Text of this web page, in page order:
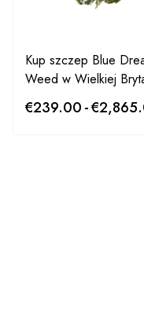
Kup szczep Blue
Weed w Wielkiej
€239.00-€